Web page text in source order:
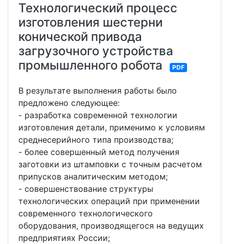
Технологический процесс
изготовления шестерни
конической привода
загрузочного устройства
промышленного робота
PDF
В результате выполнения работы было
предложено следующее:
- разработка современной технологии
изготовления детали, применимо к условиям
среднесерийного типа производства;
- более совершенный метод получения
заготовки из штамповки с точным расчетом
припусков аналитическим методом;
- совершенствование структуры
технологических операций при применении
современного технологического
оборудования, производящегося на ведущих
предприятиях России;